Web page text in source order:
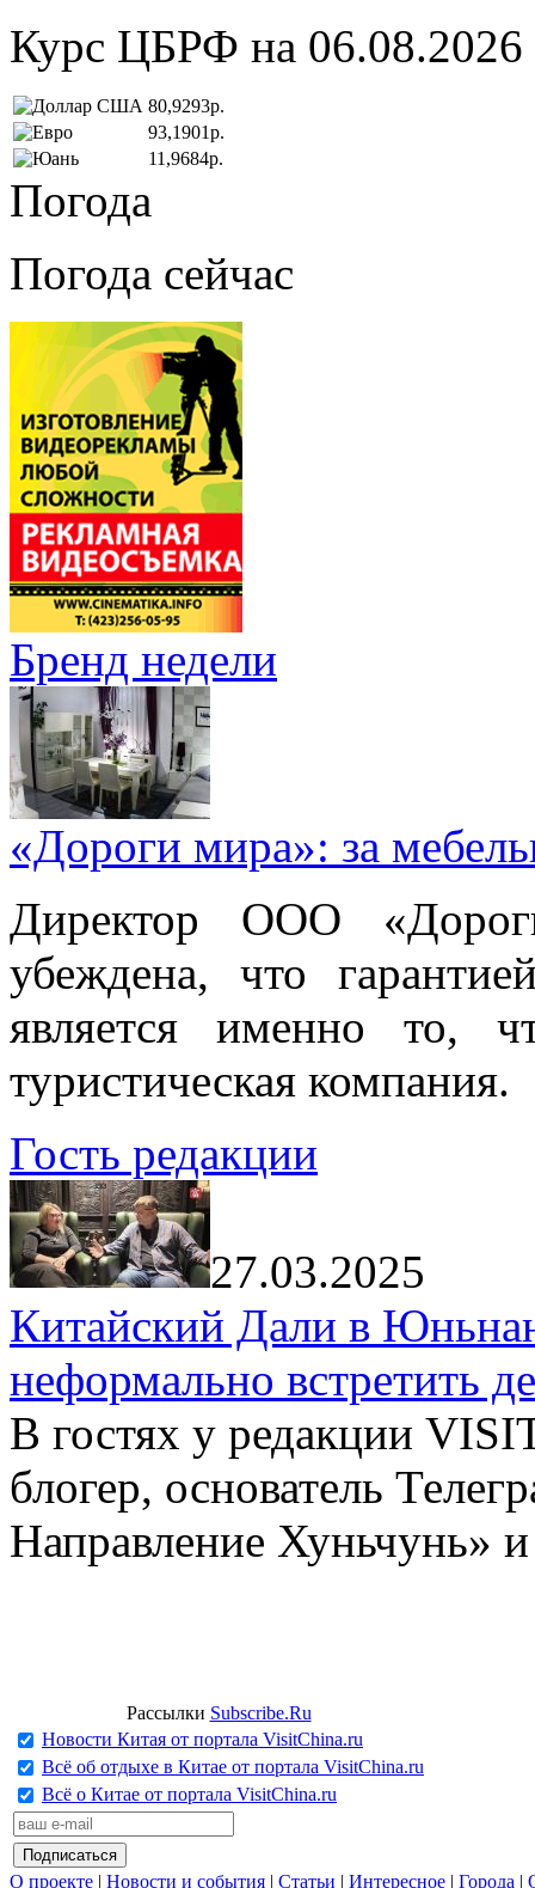
Курс ЦБРФ на 06.08.2026
80,9293р.
93,1901р.
11,9684р.
Погода
Погода сейчас
Бренд недели
«Дороги мира»: за
Директор ООО
убеждена, что
является именно то,
туристическая компания.
Гость редакции
27.03.2025
Китайский Дали в
неформально встретить
В гостях у редакции
блогер, основатель
Направление Хуньчунь»
Рассылки Subscribe.Ru
Новости Китая от портала VisitChina.ru
Всё об отдыхе в Китае от портала VisitChina.ru
Всё о Китае от портала VisitChina.ru
О проекте | Новости и события | Статьи | Интересное | Города |